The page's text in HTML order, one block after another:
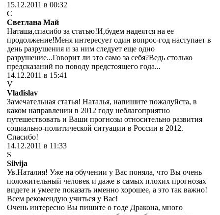
15.12.2011 в 00:32
С
Светлана Май
Наташа,спасибо за статью!И,будем надеятся на ее
продолжение!Меня интересует один вопрос-год наступает в
день разрушения и за ним следует еще одно
разрушение...Говорит ли это само за себя?Ведь столько
предсказаний по поводу предстоящего года...
14.12.2011 в 15:41
V
Vladislav
Замечательная статья! Наталья, напишите пожалуйста, в
каком направлении в 2012 году неблагоприятно
путешествовать и Ваши прогнозы относительно развития
социально-политической ситуации в России в 2012.
Спасибо!
14.12.2011 в 11:33
S
Silvija
Ув.Наталия! Уже на обучении у Вас поняла, что Вы очень
положительный человек и даже в самых плохих прогнозах
видете и умеете показать именно хорошее, а это так важно!
Всем рекомендую учиться у Вас!
Очень интересно Вы пишите о годе Дракона, много